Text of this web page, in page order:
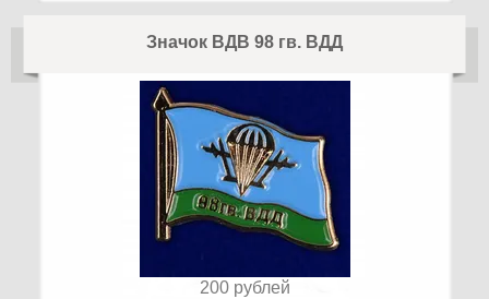
Значок ВДВ 98 гв. ВДД
200 рублей